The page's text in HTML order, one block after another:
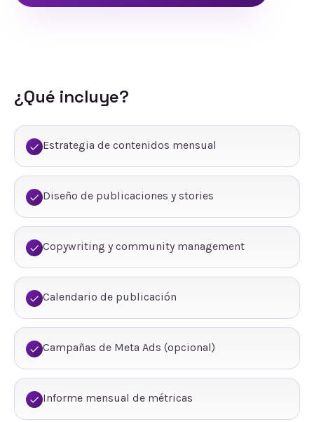
¿Qué incluye?
Estrategia de contenidos mensual
Diseño de publicaciones y stories
Copywriting y community management
Calendario de publicación
Campañas de Meta Ads (opcional)
Informe mensual de métricas